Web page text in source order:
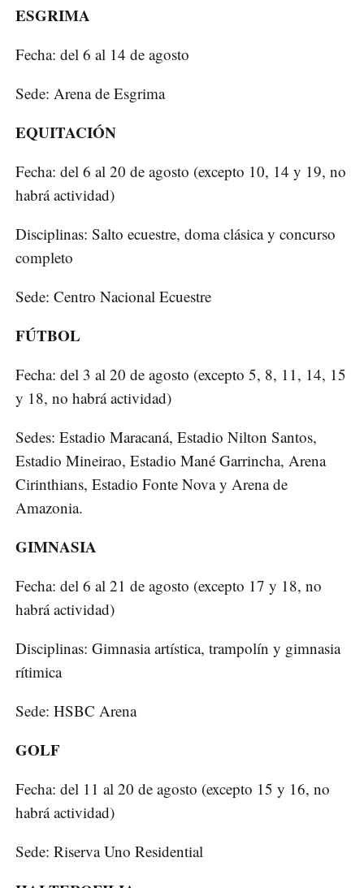
ESGRIMA
Fecha: del 6 al 14 de agosto
Sede: Arena de Esgrima
EQUITACIÓN
Fecha: del 6 al 20 de agosto (excepto 10, 14 y 19, no
habrá actividad)
Disciplinas: Salto ecuestre, doma clásica y concurso
completo
Sede: Centro Nacional Ecuestre
FÚTBOL
Fecha: del 3 al 20 de agosto (excepto 5, 8, 11, 14, 15
y 18, no habrá actividad)
Sedes: Estadio Maracaná, Estadio Nilton Santos,
Estadio Mineirao, Estadio Mané Garrincha, Arena
Cirinthians, Estadio Fonte Nova y Arena de
Amazonia.
GIMNASIA
Fecha: del 6 al 21 de agosto (excepto 17 y 18, no
habrá actividad)
Disciplinas: Gimnasia artística, trampolín y gimnasia
rítimica
Sede: HSBC Arena
GOLF
Fecha: del 11 al 20 de agosto (excepto 15 y 16, no
habrá actividad)
Sede: Riserva Uno Residential